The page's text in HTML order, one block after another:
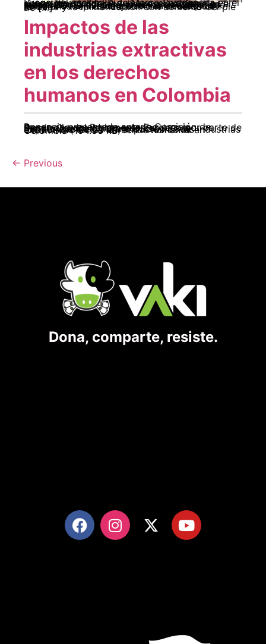
Luego del asesinato de Marco Rivadeneira en el departamento del Putumayo, el exterminio sistemático a líderes y lideresas sociales en el suroccidente del país no se ha detenido, en medio del aislamiento preventivo obligatorio por el COVID-19. Tampoco han cesado las soluciones represivas, como la erradicación forzada y la militarización con aumento del pie de […]
Impactos de las
industrias extractivas
en los derechos
humanos en Colombia
Ponencia presentada ante la Comisión de Desarrollo del Parlamento Europeo por parte de Sergio Coronado, representando a la Plataforma Colombiana DESC. 17 de Septiembre de 2013. Impactos de las industrias extractivas en los derechos humanos en Colombia (194.53 kB)
← Previous
Dona, comparte, resiste.